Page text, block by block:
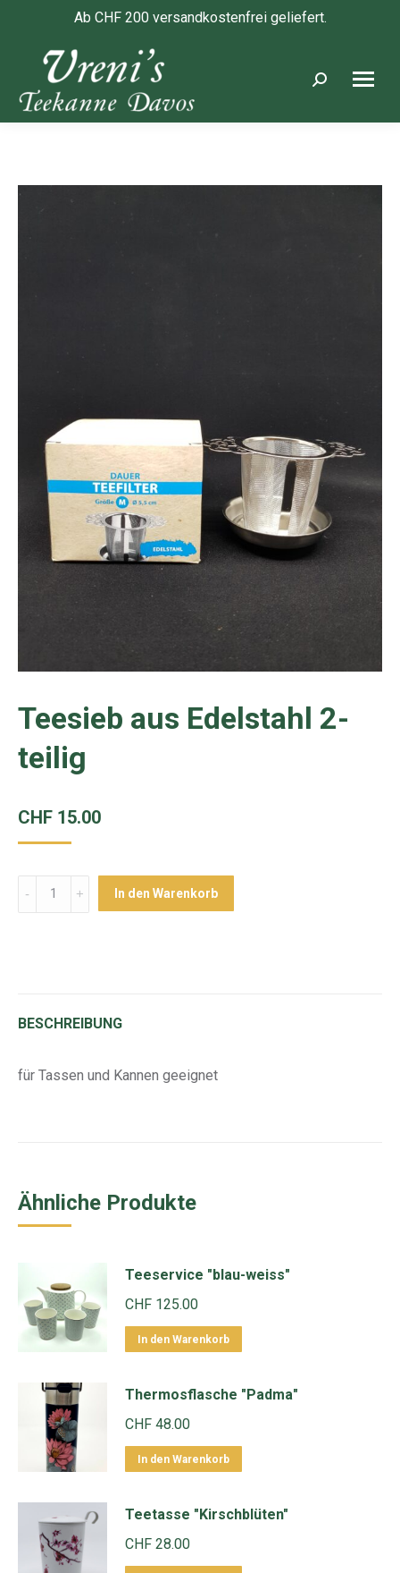
Ab CHF 200 versandkostenfrei geliefert.
Search:
Teesieb aus Edelstahl 2-
teilig
CHF 15.00
Menge In den Warenkorb
BESCHREIBUNG
für Tassen und Kannen geeignet
Ähnliche Produkte
Teeservice "blau-weiss"
CHF 125.00
In den Warenkorb
Thermosflasche "Padma"
CHF 48.00
In den Warenkorb
Teetasse "Kirschblüten"
CHF 28.00